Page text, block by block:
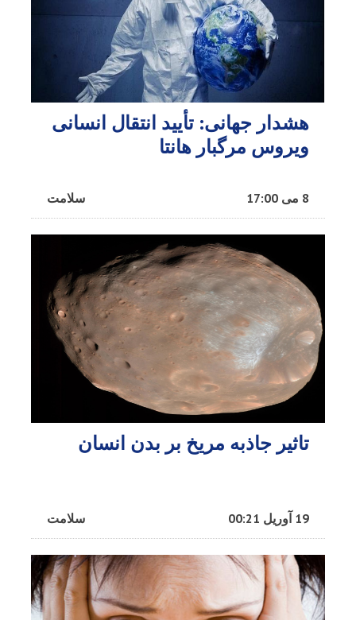
هشدار جهانی: تأیید انتقال انسانی
ویروس مرگبار هانتا
سلامت 8 می 17:00
تاثیر جاذبه مریخ بر بدن انسان
سلامت 19 آوریل 00:21